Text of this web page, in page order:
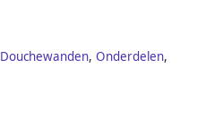
Douchewanden, Onderdelen,